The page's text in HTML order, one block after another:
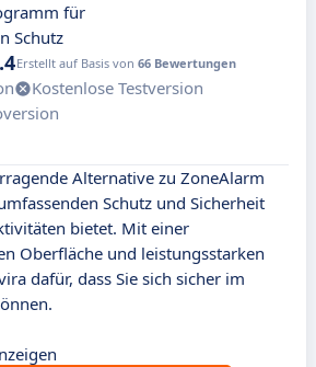
für
Schutz
Erstellt auf Basis von 66 Bewertungen
Kostenlose Testversion
Alternative zu ZoneAlarm
Schutz und Sicherheit
bietet. Mit einer
Oberfläche und leistungsstarken
dafür, dass Sie sich sicher im